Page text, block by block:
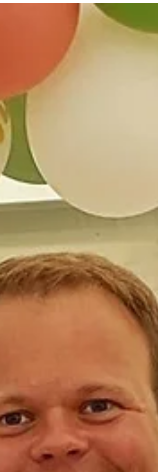
die musikalische Untermalung sehr...